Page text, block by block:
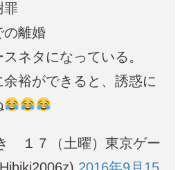
罪
の離婚
ネタになっている。
余裕ができると、誘惑に
１７（土曜）東京ゲー